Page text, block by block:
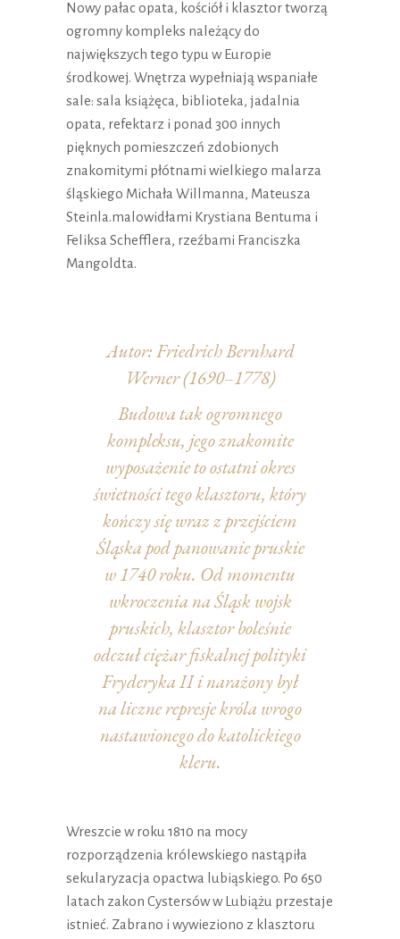
Nowy pałac opata, kościół i klasztor tworzą
ogromny kompleks należący do
największych tego typu w Europie
środkowej. Wnętrza wypełniają wspaniałe
sale: sala książęca, biblioteka, jadalnia
opata, refektarz i ponad 300 innych
pięknych pomieszczeń zdobionych
znakomitymi płótnami wielkiego malarza
śląskiego Michała Willmanna, Mateusza
Steinla.malowidłami Krystiana Bentuma i
Feliksa Schefflera, rzeźbami Franciszka
Mangoldta.
Autor: Friedrich Bernhard
Werner (1690–1778)
Budowa tak ogromnego
kompleksu, jego znakomite
wyposażenie to ostatni okres
świetności tego klasztoru, który
kończy się wraz z przejściem
Śląska pod panowanie pruskie
w 1740 roku. Od momentu
wkroczenia na Śląsk wojsk
pruskich, klasztor boleśnie
odczuł ciężar fiskalnej polityki
Fryderyka II i narażony był
na liczne represje króla wrogo
nastawionego do katolickiego
kleru.
Wreszcie w roku 1810 na mocy
rozporządzenia królewskiego nastąpiła
sekularyzacja opactwa lubiąskiego. Po 650
latach zakon Cystersów w Lubiążu przestaje
istnieć. Zabrano i wywieziono z klasztoru